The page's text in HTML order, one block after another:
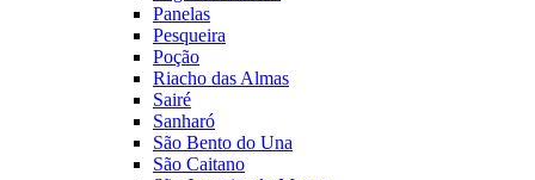
Panelas
Pesqueira
Poção
Riacho das Almas
Sairé
Sanharó
São Bento do Una
São Caitano